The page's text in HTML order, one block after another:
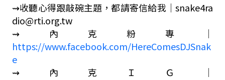
⇝收聽心得跟敲碗主題，都請寄信給我｜snake4ra
dio@rti.org.tw
⇝內克粉專｜
https://www.facebook.com/HereComesDJSnak
e
⇝內克ＩＧ｜